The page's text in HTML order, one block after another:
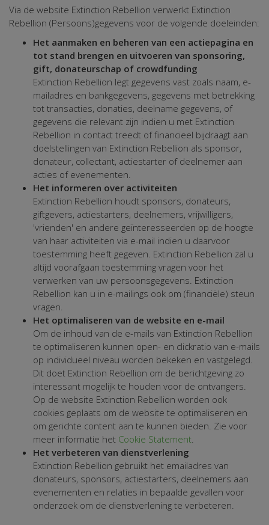
Via de website Extinction Rebellion verwerkt Extinction
Rebellion (Persoons)gegevens voor de volgende doeleinden:
Het aanmaken en beheren van een actiepagina en
tot stand brengen en uitvoeren van sponsoring,
gift, donateurschap of crowdfunding
Extinction Rebellion legt gegevens vast zoals naam, e-
mailadres en bankgegevens, gegevens met betrekking
tot transacties, donaties, deelname gegevens, of
gegevens die relevant zijn indien u met Extinction
Rebellion in contact treedt of financieel bijdraagt aan
doelstellingen van Extinction Rebellion als sponsor,
donateur, collectant, actiestarter of deelnemer aan
acties of evenementen.
Het informeren over activiteiten
Extinction Rebellion houdt sponsors, donateurs,
giftgevers, actiestarters, deelnemers, vrijwilligers,
'vrienden' en andere geïnteresseerden op de hoogte
van haar activiteiten via e-mail indien u daarvoor
toestemming heeft gegeven. Extinction Rebellion zal u
altijd voorafgaan toestemming vragen voor het
verwerken van uw persoonsgegevens. Extinction
Rebellion kan u in e-mailings ook om (financiële) steun
vragen.
Het optimaliseren van de website en e-mail
Om de inhoud van de e-mails van Extinction Rebellion
te optimaliseren kunnen open- en clickratio van e-mails
op individueel niveau worden bekeken en vastgelegd.
Dit doet Extinction Rebellion om de berichtgeving zo
interessant mogelijk te houden voor de ontvangers.
Op de website Extinction Rebellion worden ook
cookies geplaats om de website te optimaliseren en
om gerichte content aan te kunnen bieden. Zie voor
meer informatie het Cookie Statement.
Het verbeteren van dienstverlening
Extinction Rebellion gebruikt het emailadres van
donateurs, sponsors, actiestarters, deelnemers aan
evenementen en relaties in bepaalde gevallen voor
onderzoek om de dienstverlening te verbeteren.